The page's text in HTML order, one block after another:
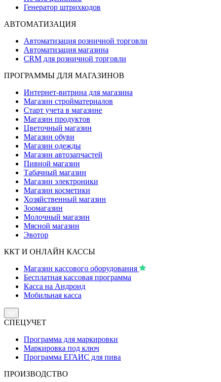
Генератор штрихкодов
АВТОМАТИЗАЦИЯ
Автоматизация розничной торговли
Автоматизация магазина
CRM для розничной торговли
ПРОГРАММЫ ДЛЯ МАГАЗИНОВ
Интернет-витрина для магазина
Магазин стройматериалов
Старт учета в магазине
Магазин продуктов
Цветочный магазин
Магазин обуви
Магазин одежды
Магазин автозапчастей
Пивной магазин
Табачный магазин
Магазин электроники
Магазин косметики
Хозяйственный магазин
Зоомагазин
Молочный магазин
Мясной магазин
Эвотор
ККТ И ОНЛАЙН КАССЫ
Магазин кассового оборудования
Бесплатная кассовая программа
Касса на Андроид
Мобильная касса
СПЕЦУЧЕТ
Программа для маркировки
Маркировка под ключ
Программа ЕГАИС для пива
ПРОИЗВОДСТВО